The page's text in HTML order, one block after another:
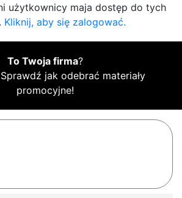
użytkownicy maja dostęp do tych
Kliknij, aby się zalogować.
To Twoja firma?
Sprawdź jak odebrać materiały
promocyjne!